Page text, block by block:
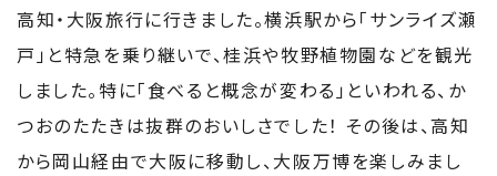
高知・大阪旅行に行きました。横浜駅から「サンライズ瀬
戸」と特急を乗り継いで、桂浜や牧野植物園などを観光
しました。特に「食べると概念が変わる」といわれる、か
つおのたたきは抜群のおいしさでした！ その後は、高知
から岡山経由で大阪に移動し、大阪万博を楽しみまし